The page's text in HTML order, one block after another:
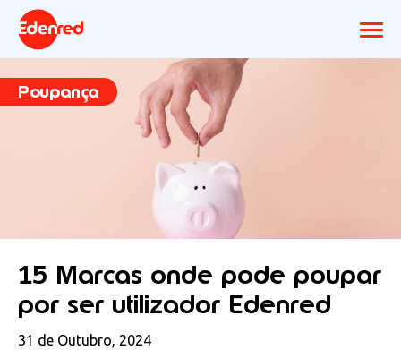
Poupança
15 Marcas onde pode poupar
por ser utilizador Edenred
31 de Outubro, 2024